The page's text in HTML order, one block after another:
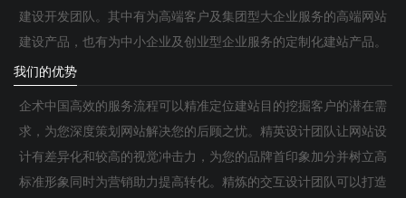
建设开发团队。其中有为高端客户及集团型大企业服务的高端网站
建设产品，也有为中小企业及创业型企业服务的定制化建站产品。
我们的优势
企术中国高效的服务流程可以精准定位建站目的挖掘客户的潜在需
求，为您深度策划网站解决您的后顾之忧。精英设计团队让网站设
计有差异化和较高的视觉冲击力，为您的品牌首印象加分并树立高
标准形象同时为营销助力提高转化。精炼的交互设计团队可以打造